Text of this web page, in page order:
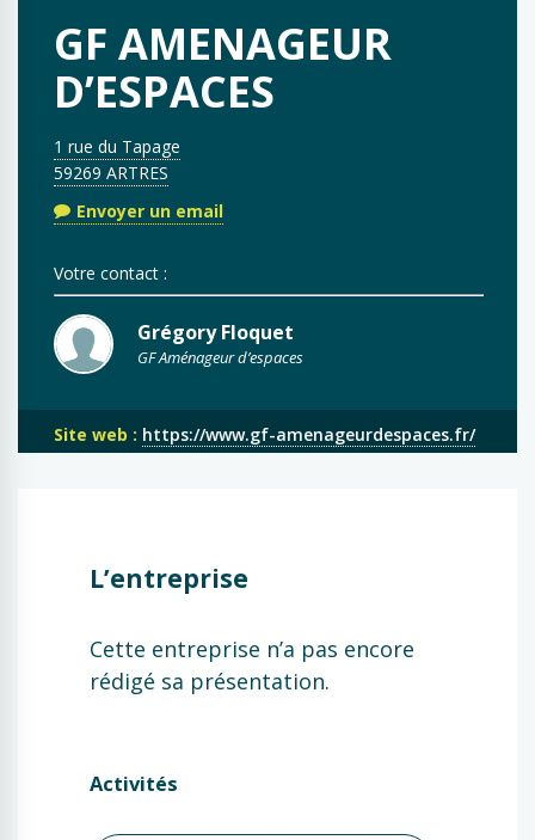
GF AMENAGEUR
D’ESPACES
1 rue du Tapage
59269 ARTRES
Envoyer un email
Votre contact :
Grégory Floquet
GF Aménageur d’espaces
Site web : https://www.gf-amenageurdespaces.fr/
L’entreprise
Cette entreprise n’a pas encore
rédigé sa présentation.
Activités